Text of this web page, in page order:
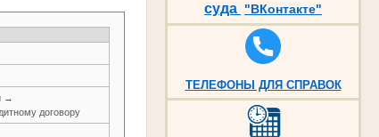
суда "ВКонтакте"
ТЕЛЕФОНЫ ДЛЯ СПРАВОК
→
договору